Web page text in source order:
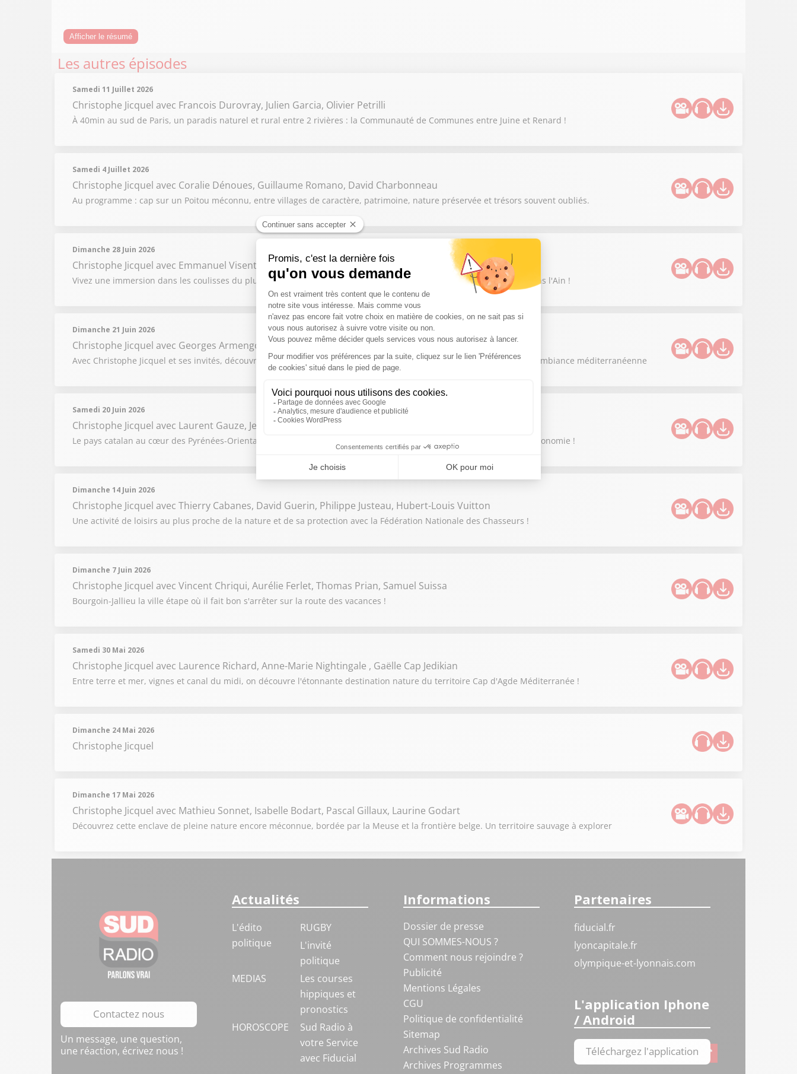
Afficher le résumé
Les autres épisodes
Samedi 11 Juillet 2026
Christophe Jicquel avec Francois Durovray, Julien Garcia, Olivier Petrilli
À 40min au sud de Paris, un paradis naturel et rural entre 2 rivières : la Communauté de Communes entre Juine et Renard !
Samedi 4 Juillet 2026
Christophe Jicquel avec Coralie Dénoues, Guillaume Romano, David Charbonneau
Au programme : cap sur un Poitou méconnu, entre villages de caractère, patrimoine, nature préservée et trésors souvent oubliés.
Dimanche 28 Juin 2026
Christophe Jicquel avec Emmanuel Visentin, Géraldine Baluchon, Fanny Robin
Vivez une immersion dans les coulisses du plus grand parc aux oiseaux d'Europe dans la région des 1 000 étangs dans l'Ain !
Dimanche 21 Juin 2026
Christophe Jicquel avec Georges Armengol , Raphaëlle Mazeaud , Pierre Bataille, Julien Marec, David Mias
Avec Christophe Jicquel et ses invités, découvrez les Pyrénées Cerdagne et Catalanes, deux terroirs de montagne à l'ambiance méditerranéenne
Samedi 20 Juin 2026
Christophe Jicquel avec Laurent Gauze, Jean Parent, Audrey Andonegui-Ferrer, Alessandra de Pertat
Le pays catalan au cœur des Pyrénées-Orientales, une alchimie idéale entre mer et montagne, terroir, nature et gastronomie !
Dimanche 14 Juin 2026
Christophe Jicquel avec Thierry Cabanes, David Guerin, Philippe Justeau, Hubert-Louis Vuitton
Une activité de loisirs au plus proche de la nature et de sa protection avec la Fédération Nationale des Chasseurs !
Dimanche 7 Juin 2026
Christophe Jicquel avec Vincent Chriqui, Aurélie Ferlet, Thomas Prian, Samuel Suissa
Bourgoin-Jallieu la ville étape où il fait bon s'arrêter sur la route des vacances !
Samedi 30 Mai 2026
Christophe Jicquel avec Laurence Richard, Anne-Marie Nightingale , Gaëlle Cap Jedikian
Entre terre et mer, vignes et canal du midi, on découvre l'étonnante destination nature du territoire Cap d'Agde Méditerranée !
Dimanche 24 Mai 2026
Christophe Jicquel
Dimanche 17 Mai 2026
Christophe Jicquel avec Mathieu Sonnet, Isabelle Bodart, Pascal Gillaux, Laurine Godart
Découvrez cette enclave de pleine nature encore méconnue, bordée par la Meuse et la frontière belge. Un territoire sauvage à explorer
Contactez nous
Un message, une question,
une réaction, écrivez nous !
Actualités
L'édito
politique
RUGBY
L'invité
politique
MEDIAS
Les courses
hippiques et
pronostics
HOROSCOPE
Sud Radio à
votre Service
avec Fiducial
Informations
Dossier de presse
QUI SOMMES-NOUS ?
Comment nous rejoindre ?
Publicité
Mentions Légales
CGU
Politique de confidentialité
Sitemap
Archives Sud Radio
Archives Programmes
Partenaires
fiducial.fr
lyoncapitale.fr
olympique-et-lyonnais.com
L'application Iphone
/ Android
Téléchargez l'application